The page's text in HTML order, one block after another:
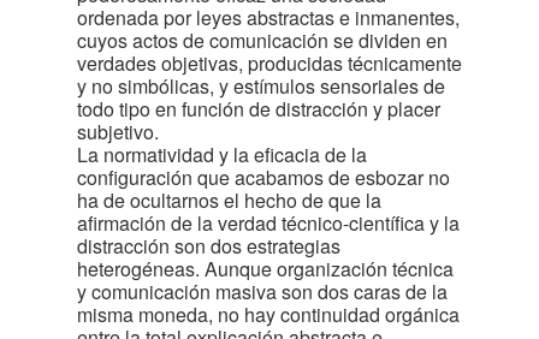
ordenada por leyes abstractas e inmanentes,
cuyos actos de comunicación se dividen en
verdades objetivas, producidas técnicamente
y no simbólicas, y estímulos sensoriales de
todo tipo en función de distracción y placer
subjetivo.
La normatividad y la eficacia de la
configuración que acabamos de esbozar no
ha de ocultarnos el hecho de que la
afirmación de la verdad técnico-científica y la
distracción son dos estrategias
heterogéneas. Aunque organización técnica
y comunicación masiva son dos caras de la
misma moneda, no hay continuidad orgánica